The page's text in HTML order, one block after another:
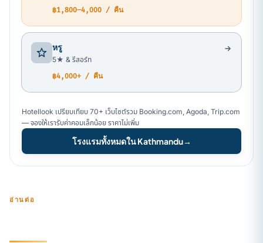
฿1,800–4,000 / คืน
หรู
5★ & รีสอร์ท
฿4,000+ / คืน
Hotellook เปรียบเทียบ 70+ เว็บไซต์รวม Booking.com, Agoda, Trip.com
— จองให้เรารับค่าคอมเล็กน้อย ราคาไม่เพิ่ม
โรงแรมทั้งหมดใน Kathmandu→
อ่านต่อ